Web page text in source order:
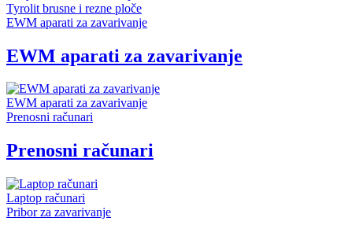
Tyrolit brusne i rezne ploče
EWM aparati za zavarivanje
EWM aparati za zavarivanje
EWM aparati za zavarivanje
Prenosni računari
Prenosni računari
Laptop računari
Pribor za zavarivanje